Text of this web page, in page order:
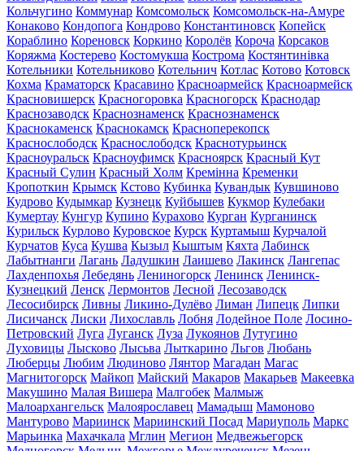
Кольчугино Коммунар Комсомольск Комсомольск-на-Амуре
Конаково Кондопога Кондрово Константиновск Копейск
Кораблино Кореновск Коркино Королёв Короча Корсаков
Коряжма Костерево Костомукша Кострома Костянтинівка
Котельники Котельниково Котельнич Котлас Котово Котовск
Кохма Краматорск Красавино Красноармейск Красноармейск
Красновишерск Красногоровка Красногорск Краснодар
Краснозаводск Краснознаменск Краснознаменск
Краснокаменск Краснокамск Красноперекопск
Краснослободск Краснослободск Краснотурьинск
Красноуральск Красноуфимск Красноярск Красный Кут
Красный Сулин Красный Холм Кремінна Кременки
Кропоткин Крымск Кстово Кубинка Кувандык Кувшиново
Кудрово Кудымкар Кузнецк Куйбышев Кукмор Кулебаки
Кумертау Кунгур Купино Курахово Курган Курганинск
Курильск Курлово Куровское Курск Куртамыш Курчалой
Курчатов Куса Кушва Кызыл Кыштым Кяхта Лабинск
Лабытнанги Лагань Ладушкин Лаишево Лакинск Лангепас
Лахденпохья Лебедянь Лениногорск Ленинск Ленинск-
Кузнецкий Ленск Лермонтов Лесной Лесозаводск
Лесосибирск Ливны Ликино-Дулёво Лиман Липецк Липки
Лисичанск Лиски Лихославль Лобня Лодейное Поле Лосино-
Петровский Луга Луганск Луза Лукоянов Лутугино
Луховицы Лысково Лысьва Лыткарино Льгов Любань
Люберцы Любим Людиново Лянтор Магадан Магас
Магнитогорск Майкоп Майский Макаров Макарьев Макеевка
Макушино Малая Вишера Малгобек Малмыж
Малоархангельск Малоярославец Мамадыш Мамоново
Мантурово Мариинск Мариинский Посад Мариуполь Маркс
Марьинка Махачкала Мглин Мегион Медвежьегорск